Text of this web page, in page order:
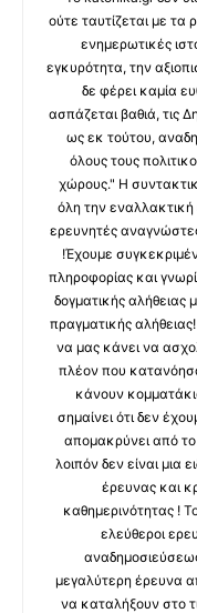
ούτε ταυτίζεται με
ενημερωτικές
εγκυρότητα, την
δε φέρει καμία
ασπάζεται βαθιά, τις
ως εκ τούτου,
όλους τους
χώρους." Η
όλη την
ερευνητές αναγνώστες
!Έχουμε
πληροφορίας και
δογματικής αλήθειας
πραγματικής
να μας κάνει να
πλέον που
κάνουν
σημαίνει ότι δεν
απομακρύνει από
λοιπόν δεν είναι μια
έρευνας και
καθημερινότητας !
ελεύθεροι
μεγαλύτερη έρευνα
να καταλήξουν στο τι